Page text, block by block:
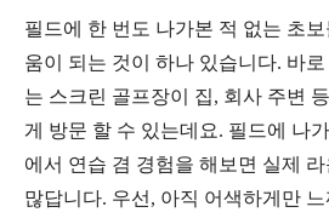
필드에 한 번도 나가본 적 없는 초
움이 되는 것이 하나 있습니다. 바
는 스크린 골프장이 집, 회사 주변
게 방문 할 수 있는데요. 필드에 나
에서 연습 겸 경험을 해보면 실제 라
많답니다. 우선 , 아직 어색하게만